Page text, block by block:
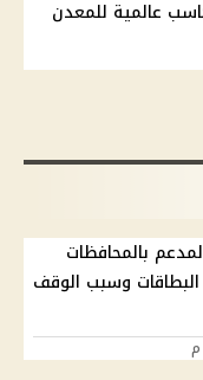
بالمحافظات
وسبب الوقف